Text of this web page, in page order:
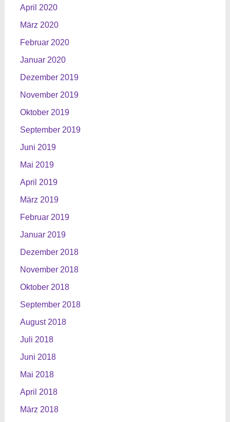
April 2020
März 2020
Februar 2020
Januar 2020
Dezember 2019
November 2019
Oktober 2019
September 2019
Juni 2019
Mai 2019
April 2019
März 2019
Februar 2019
Januar 2019
Dezember 2018
November 2018
Oktober 2018
September 2018
August 2018
Juli 2018
Juni 2018
Mai 2018
April 2018
März 2018